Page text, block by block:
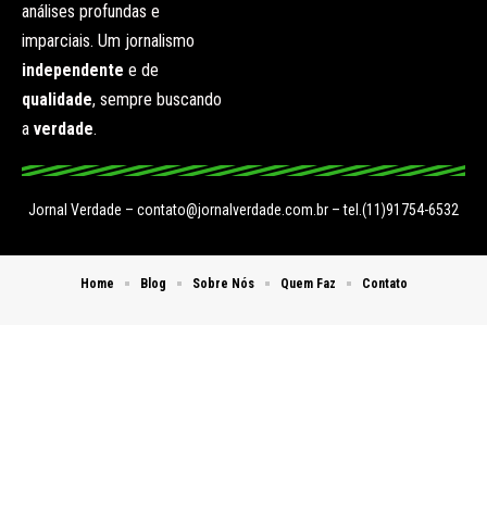
análises profundas e
imparciais. Um jornalismo
independente e de
qualidade, sempre buscando
a verdade.
Jornal Verdade – contato@jornalverdade.com.br – tel.(11)91754-6532
Home Blog Sobre Nós Quem Faz Contato